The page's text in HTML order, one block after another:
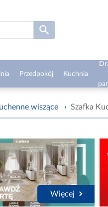
Przedpokój Kuchnia
wiszące › Szafka
Więcej